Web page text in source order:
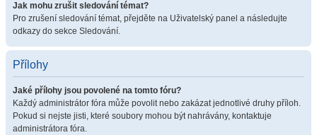
Jak mohu zrušit sledování témat?
Pro zrušení sledování témat, přejděte na Uživatelský panel a následujte
odkazy do sekce Sledování.
Přílohy
Jaké přílohy jsou povolené na tomto fóru?
Každý administrátor fóra může povolit nebo zakázat jednotlivé druhy příloh.
Pokud si nejste jisti, které soubory mohou být nahrávány, kontaktuje
administrátora fóra.